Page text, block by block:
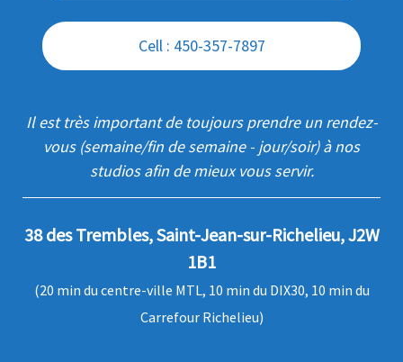
Cell : 450-357-7897
Il est très important de toujours prendre un rendez-
vous (semaine/fin de semaine - jour/soir) à nos
studios afin de mieux vous servir.
38 des Trembles, Saint-Jean-sur-Richelieu, J2W
1B1
(20 min du centre-ville MTL, 10 min du DIX30, 10 min du
Carrefour Richelieu)